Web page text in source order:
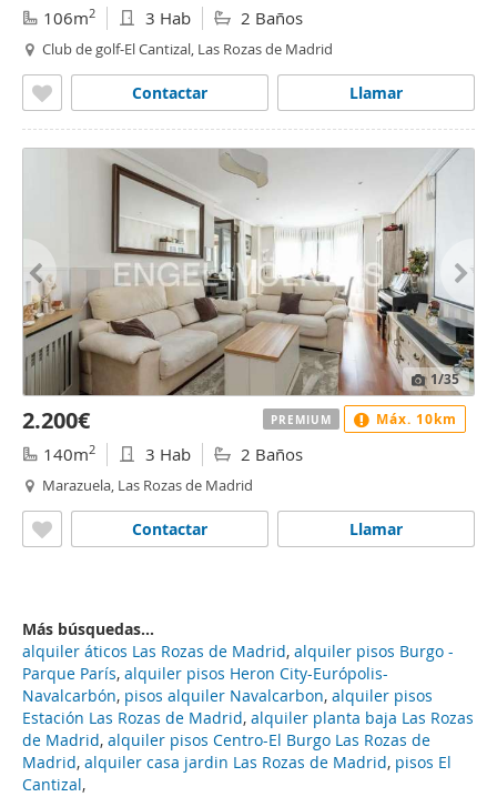
106m2 3 Hab 2 Baños
Club de golf-El Cantizal, Las Rozas de Madrid
Llamar
Contactar
1/35
2.200€
140m2 3 Hab 2 Baños
Marazuela, Las Rozas de Madrid
Llamar
Contactar
PREMIUM Máx. 10km
Más búsquedas...
alquiler áticos Las Rozas de Madrid, alquiler pisos Burgo -
Parque París, alquiler pisos Heron City-Európolis-
Navalcarbón, pisos alquiler Navalcarbon, alquiler pisos
Estación Las Rozas de Madrid, alquiler planta baja Las Rozas
de Madrid, alquiler pisos Centro-El Burgo Las Rozas de
Madrid, alquiler casa jardin Las Rozas de Madrid, pisos El
Cantizal,